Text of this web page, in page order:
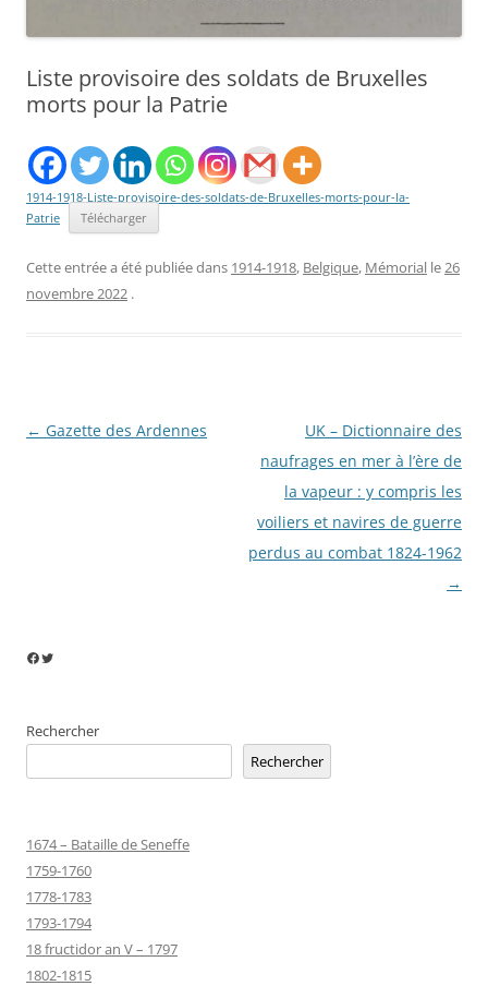
Liste provisoire des soldats de Bruxelles
morts pour la Patrie
1914-1918-Liste-provisoire-des-soldats-de-Bruxelles-morts-pour-la-
Patrie
Télécharger
Cette entrée a été publiée dans 1914-1918, Belgique, Mémorial le26
novembre 2022 .
Navigation
← Gazette des Ardennes
UK – Dictionnaire des
naufrages en mer à l’ère de
la vapeur : y compris les
voiliers et navires de guerre
perdus au combat 1824-1962
→
Facebook
Twitter
Rechercher
Rechercher
1674 – Bataille de Seneffe
1759-1760
1778-1783
1793-1794
18 fructidor an V – 1797
1802-1815